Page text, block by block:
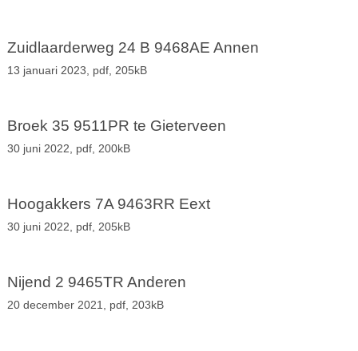
Zuidlaarderweg 24 B 9468AE Annen
13 januari 2023, pdf, 205kB
Broek 35 9511PR te Gieterveen
30 juni 2022, pdf, 200kB
Hoogakkers 7A 9463RR Eext
30 juni 2022, pdf, 205kB
Nijend 2 9465TR Anderen
20 december 2021, pdf, 203kB